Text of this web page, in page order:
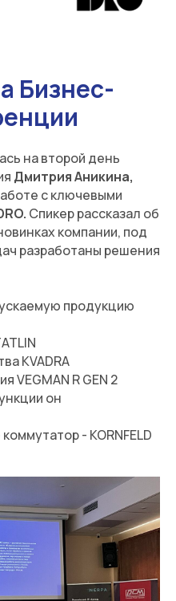
Бизнес-
на второй день
Дмитрия Аникина,
с ключевыми
Спикер рассказал об
компании, под
разработаны решения
продукцию
KVADRA
VEGMAN R GEN 2
он
- KORNFELD